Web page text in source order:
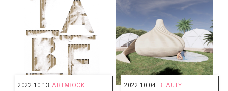
2022.10.13 ART&BOOK 2022.10.04 BEAUTY